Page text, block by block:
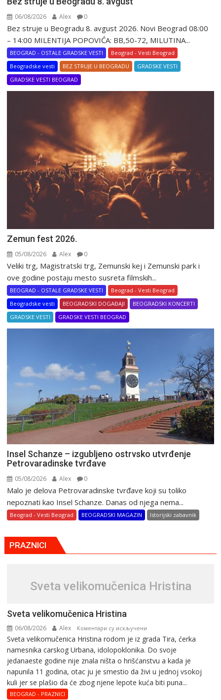
06/08/2026 Alex 0
Bez struje u Beogradu 8. avgust 2026. Novi Beograd 08:00
– 14:00 MILENTIJA POPOVIĆA: BB,50-72, MILUTINA...
BEOGRAD - OSTALE GRADSKE VESTI
Beograd - Vesti Beograd
Beogradske vesti
BEZ STRUJE U BEOGRADU
GRADSKE VESTI
GRADSKE VESTI BEOGRAD
Zemun fest 2026.
05/08/2026 Alex 0
Veliki trg, Magistratski trg, Zemunski kej i Zemunski park i
ove godine postaju mesto susreta filmskih...
BEOGRAD - OSTALE GRADSKE VESTI
Beograd - Vesti Beograd
Beogradske vesti
BEOGRADSKI DOGAĐAJI
BEOGRADSKI KONCERTI
GRADSKE VESTI
GRADSKE VESTI BEOGRAD
Insel Schanze – izgubljeno ostrvsko utvrđenje
Petrovaradinske tvrđave
05/08/2026 Alex 0
Malo je delova Petrovaradinske tvrđave koji su toliko
nepoznati kao Insel Schanze. Danas od njega nema...
Beograd - Vesti Beograd BEOGRADSKI MAGAZIN Istorijski zabavnik
PRAZNICI
Svеta vеlikоmučеnica Hristina
Svеta vеlikоmučеnica Hristina
06/08/2026 Alex Коментари су искључени
Svеta
vеlikоmučеnica
Hristina
Svеta vеlikоmučеnica Hristina rodom je iz grada Tira, ćerka
namesnika carskog Urbana, idolopoklonika. Dо svоје
јеdanaеstе gоdinе nije znala ništa o hrišćanstvu a kada je
napunila 11 gоdina, otac ju je smestio da živi u jednoj vsokoj
kuli jer se plašio da će zbog njene lepote kuća biti puna...
BEOGRAD - PRAZNICI